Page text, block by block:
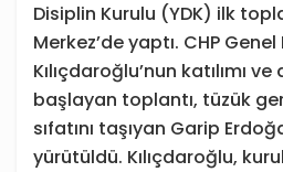
Disiplin Kurulu (YDK) ilk
Merkez’de yaptı. CHP
Kılıçdaroğlu’nun katılımı
başlayan toplantı, tüzük
sıfatını taşıyan Garip
yürütüldü. Kılıçdaroğlu,